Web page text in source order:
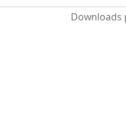
Downloads